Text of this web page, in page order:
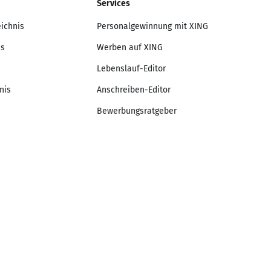
Services
Personalgewinnung mit XING
Werben auf XING
Lebenslauf-Editor
Anschreiben-Editor
Bewerbungsratgeber